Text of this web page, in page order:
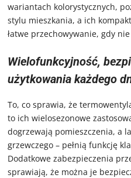
wariantach kolorystycznych,
stylu mieszkania, a ich
łatwe przechowywanie, gdy
Wielofunkcyjność,
użytkowania każdego
To, co sprawia, że
to ich wielosezonowe
dogrzewają pomieszczenia, a
grzewczego – pełnią funkcję
Dodatkowe zabezpieczenia
sprawiają, że można je